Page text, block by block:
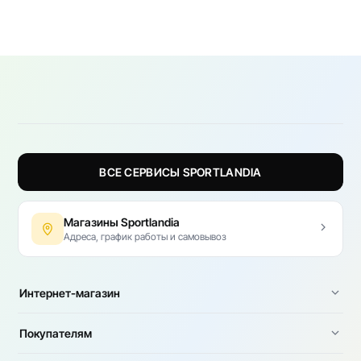
Кепки и другие товары.
ВСЕ СЕРВИСЫ SPORTLANDIA
Магазины Sportlandia
Адреса, график работы и самовывоз
Интернет-магазин
Покупателям